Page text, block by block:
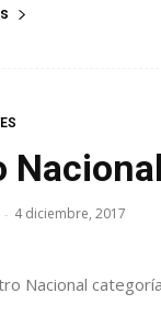
- 4 diciembre, 2017
Nacional